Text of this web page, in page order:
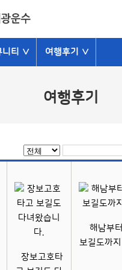
니티 ∨ 여행후기 ∨
여행후기
장보고호타
해남부터
보길도까지